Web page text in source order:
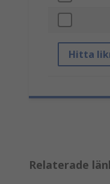
Hitta
Relaterade